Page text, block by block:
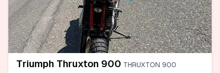
Triumph Thruxton 900 THRUXTON 900